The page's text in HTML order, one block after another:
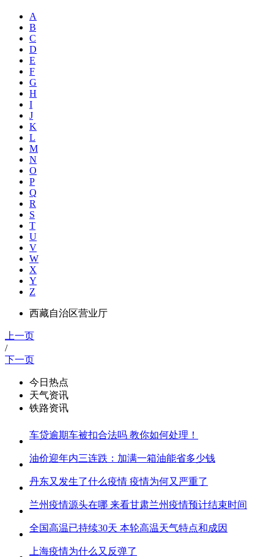
A
B
C
D
E
F
G
H
I
J
K
L
M
N
O
P
Q
R
S
T
U
V
W
X
Y
Z
西藏自治区营业厅
上一页
/
下一页
今日热点
天气资讯
铁路资讯
车贷逾期车被扣合法吗 教你如何处理！
油价迎年内三连跌：加满一箱油能省多少钱
丹东又发生了什么疫情 疫情为何又严重了
兰州疫情源头在哪 来看甘肃兰州疫情预计结束时间
全国高温已持续30天 本轮高温天气特点和成因
上海疫情为什么又反弹了